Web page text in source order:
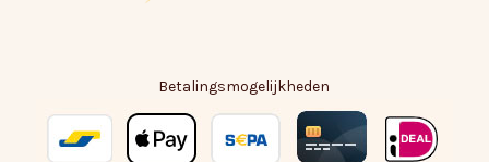
Betalingsmogelijkheden